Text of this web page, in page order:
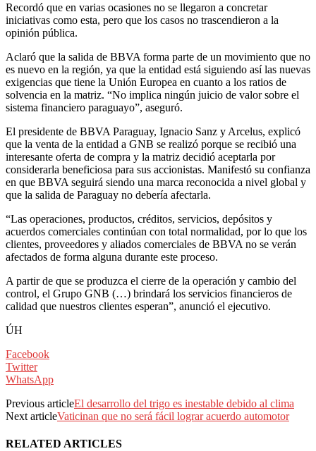
Recordó que en varias ocasiones no se llegaron a concretar
iniciativas como esta, pero que los casos no trascendieron a la
opinión pública.
Aclaró que la salida de BBVA forma parte de un movimiento que no
es nuevo en la región, ya que la entidad está siguiendo así las nuevas
exigencias que tiene la Unión Europea en cuanto a los ratios de
solvencia en la matriz. “No implica ningún juicio de valor sobre el
sistema financiero paraguayo”, aseguró.
El presidente de BBVA Paraguay, Ignacio Sanz y Arcelus, explicó
que la venta de la entidad a GNB se realizó porque se recibió una
interesante oferta de compra y la matriz decidió aceptarla por
considerarla beneficiosa para sus accionistas. Manifestó su confianza
en que BBVA seguirá siendo una marca reconocida a nivel global y
que la salida de Paraguay no debería afectarla.
“Las operaciones, productos, créditos, servicios, depósitos y
acuerdos comerciales continúan con total normalidad, por lo que los
clientes, proveedores y aliados comerciales de BBVA no se verán
afectados de forma alguna durante este proceso.
A partir de que se produzca el cierre de la operación y cambio del
control, el Grupo GNB (…) brindará los servicios financieros de
calidad que nuestros clientes esperan”, anunció el ejecutivo.
ÚH
Facebook
Twitter
WhatsApp
Previous articleEl desarrollo del trigo es inestable debido al clima
Next articleVaticinan que no será fácil lograr acuerdo automotor
RELATED ARTICLES